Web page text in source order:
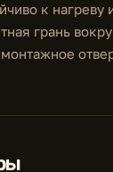
к нагреву
грань